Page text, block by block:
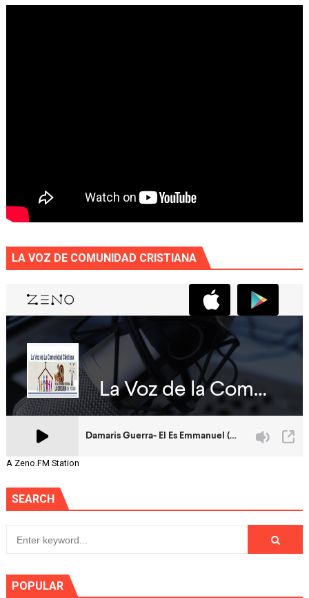
LA VOZ DE COMUNIDAD CRISTIANA
A Zeno.FM Station
SEARCH
POPULAR